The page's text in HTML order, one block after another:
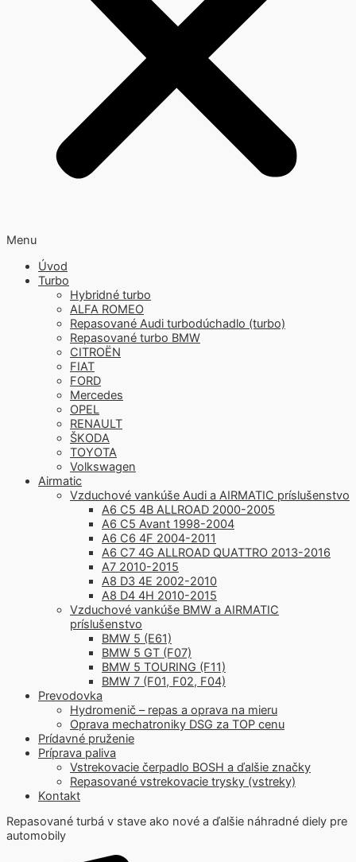
Menu
Úvod
Turbo
Hybridné turbo
ALFA ROMEO
Repasované Audi turbodúchadlo (turbo)
Repasované turbo BMW
CITROËN
FIAT
FORD
Mercedes
OPEL
RENAULT
ŠKODA
TOYOTA
Volkswagen
Airmatic
Vzduchové vankúše Audi a AIRMATIC príslušenstvo
A6 C5 4B ALLROAD 2000-2005
A6 C5 Avant 1998-2004
A6 C6 4F 2004-2011
A6 C7 4G ALLROAD QUATTRO 2013-2016
A7 2010-2015
A8 D3 4E 2002-2010
A8 D4 4H 2010-2015
Vzduchové vankúše BMW a AIRMATIC
príslušenstvo
BMW 5 (E61)
BMW 5 GT (F07)
BMW 5 TOURING (F11)
BMW 7 (F01, F02, F04)
Prevodovka
Hydromenič – repas a oprava na mieru
Oprava mechatroniky DSG za TOP cenu
Prídavné pruženie
Príprava paliva
Vstrekovacie čerpadlo BOSH a ďalšie značky
Repasované vstrekovacie trysky (vstreky)
Kontakt
Repasované turbá v stave ako nové a ďalšie náhradné diely pre
automobily